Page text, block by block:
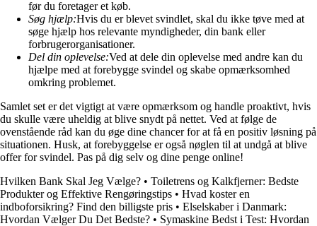
før du foretager et køb.
Søg hjælp:Hvis du er blevet svindlet, skal du ikke tøve med at
søge hjælp hos relevante myndigheder, din bank eller
forbrugerorganisationer.
Del din oplevelse:Ved at dele din oplevelse med andre kan du
hjælpe med at forebygge svindel og skabe opmærksomhed
omkring problemet.
Samlet set er det vigtigt at være opmærksom og handle proaktivt, hvis
du skulle være uheldig at blive snydt på nettet. Ved at følge de
ovenstående råd kan du øge dine chancer for at få en positiv løsning på
situationen. Husk, at forebyggelse er også nøglen til at undgå at blive
offer for svindel. Pas på dig selv og dine penge online!
Hvilken Bank Skal Jeg Vælge? • Toiletrens og Kalkfjerner: Bedste
Produkter og Effektive Rengøringstips • Hvad koster en
indboforsikring? Find den billigste pris • Elselskaber i Danmark:
Hvordan Vælger Du Det Bedste? • Symaskine Bedst i Test: Hvordan